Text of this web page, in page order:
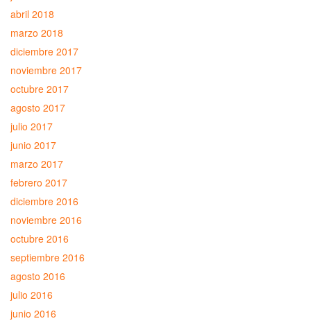
abril 2018
marzo 2018
diciembre 2017
noviembre 2017
octubre 2017
agosto 2017
julio 2017
junio 2017
marzo 2017
febrero 2017
diciembre 2016
noviembre 2016
octubre 2016
septiembre 2016
agosto 2016
julio 2016
junio 2016